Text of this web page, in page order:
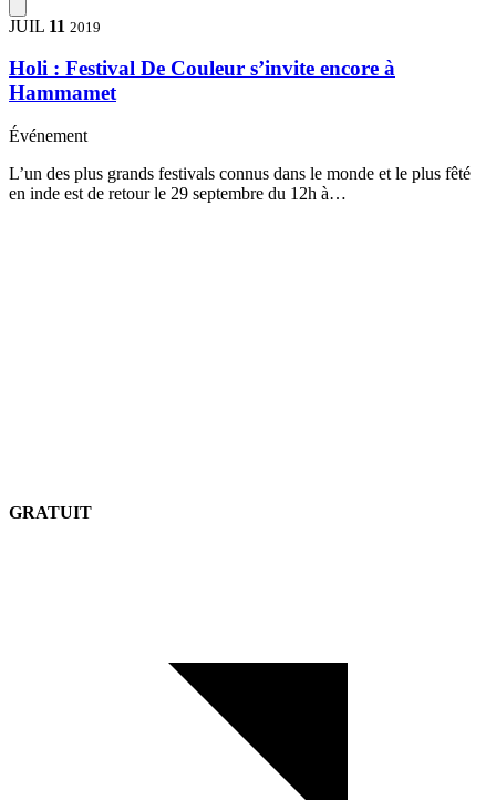
JUIL 11 2019
Holi : Festival De Couleur s’invite encore à
Hammamet
Événement
L’un des plus grands festivals connus dans le monde et le plus fêté
en inde est de retour le 29 septembre du 12h à…
GRATUIT